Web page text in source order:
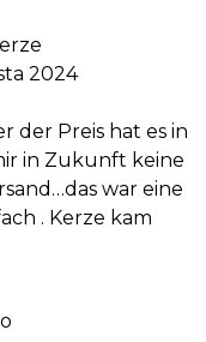
2024
der Preis hat es in
in Zukunft keine
war eine
. Kerze kam